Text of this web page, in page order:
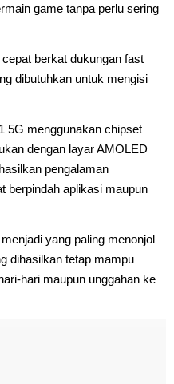
game tanpa perlu sering
berkat dukungan fast
dibutuhkan untuk mengisi
5G menggunakan chipset
dengan layar AMOLED
pengalaman
berpindah aplikasi maupun
yang paling menonjol
dihasilkan tetap mampu
hari maupun unggahan ke